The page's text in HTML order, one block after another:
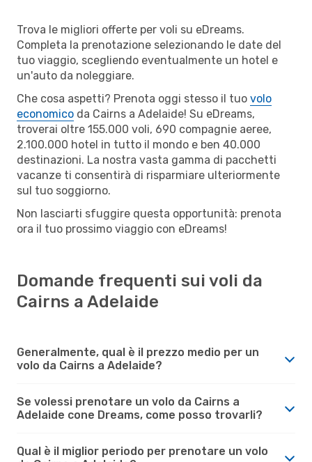
Trova le migliori offerte per voli su eDreams.
Completa la prenotazione selezionando le date del
tuo viaggio, scegliendo eventualmente un hotel e
un'auto da noleggiare.
Che cosa aspetti? Prenota oggi stesso il tuo volo
economico da Cairns a Adelaide! Su eDreams,
troverai oltre 155.000 voli, 690 compagnie aeree,
2.100.000 hotel in tutto il mondo e ben 40.000
destinazioni. La nostra vasta gamma di pacchetti
vacanze ti consentirà di risparmiare ulteriormente
sul tuo soggiorno.
Non lasciarti sfuggire questa opportunità: prenota
ora il tuo prossimo viaggio con eDreams!
Domande frequenti sui voli da
Cairns a Adelaide
Generalmente, qual è il prezzo medio per un
volo da Cairns a Adelaide?
Se volessi prenotare un volo da Cairns a
Adelaide cone Dreams, come posso trovarli?
Qual è il miglior periodo per prenotare un volo